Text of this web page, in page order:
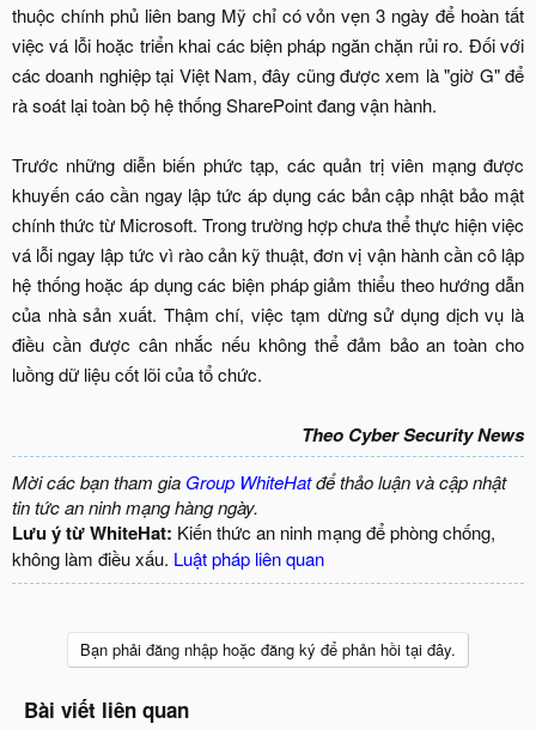
thuộc chính phủ liên bang Mỹ chỉ có vỏn vẹn 3 ngày để hoàn tất
việc vá lỗi hoặc triển khai các biện pháp ngăn chặn rủi ro. Đối với
các doanh nghiệp tại Việt Nam, đây cũng được xem là "giờ G" để
rà soát lại toàn bộ hệ thống SharePoint đang vận hành.
Trước những diễn biến phức tạp, các quản trị viên mạng được
khuyến cáo cần ngay lập tức áp dụng các bản cập nhật bảo mật
chính thức từ Microsoft. Trong trường hợp chưa thể thực hiện việc
vá lỗi ngay lập tức vì rào cản kỹ thuật, đơn vị vận hành cần cô lập
hệ thống hoặc áp dụng các biện pháp giảm thiểu theo hướng dẫn
của nhà sản xuất. Thậm chí, việc tạm dừng sử dụng dịch vụ là
điều cần được cân nhắc nếu không thể đảm bảo an toàn cho
luồng dữ liệu cốt lõi của tổ chức.
Theo Cyber Security News
Mời các bạn tham gia Group WhiteHatđể thảo luận và cập nhật
tin tức an ninh mạng hàng ngày.
Lưu ý từ WhiteHat: Kiến thức an ninh mạng để phòng chống,
không làm điều xấu. Luật pháp liên quan
Bạn phải đăng nhập hoặc đăng ký để phản hồi tại đây.
Bài viết liên quan